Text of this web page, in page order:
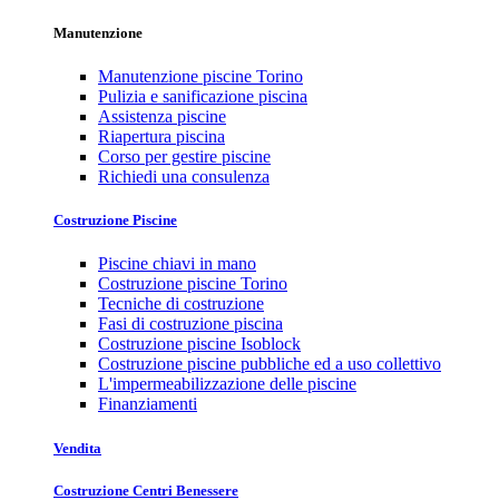
Manutenzione
Manutenzione piscine Torino
Pulizia e sanificazione piscina
Assistenza piscine
Riapertura piscina
Corso per gestire piscine
Richiedi una consulenza
Costruzione Piscine
Piscine chiavi in mano
Costruzione piscine Torino
Tecniche di costruzione
Fasi di costruzione piscina
Costruzione piscine Isoblock
Costruzione piscine pubbliche ed a uso collettivo
L'impermeabilizzazione delle piscine
Finanziamenti
Vendita
Costruzione Centri Benessere